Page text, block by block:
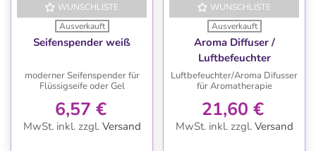
WUNSCHLISTE
Ausverkauft
Seifenspender weiß
moderner Seifenspender für
Flüssigseife oder Gel
6,57 €
MwSt. inkl. zzgl. Versand
WUNSCHLISTE
Ausverkauft
Aroma Diffuser /
Luftbefeuchter
Luftbefeuchter/Aroma Difusser
für Aromatherapie
21,60 €
MwSt. inkl. zzgl. Versand